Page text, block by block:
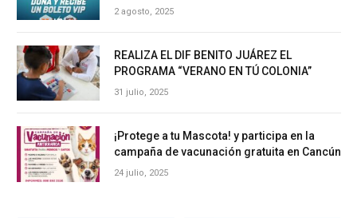
2 agosto, 2025
REALIZA EL DIF BENITO JUÁREZ EL
PROGRAMA “VERANO EN TÚ COLONIA”
31 julio, 2025
¡Protege a tu Mascota! y participa en la
campaña de vacunación gratuita en Cancún
24 julio, 2025